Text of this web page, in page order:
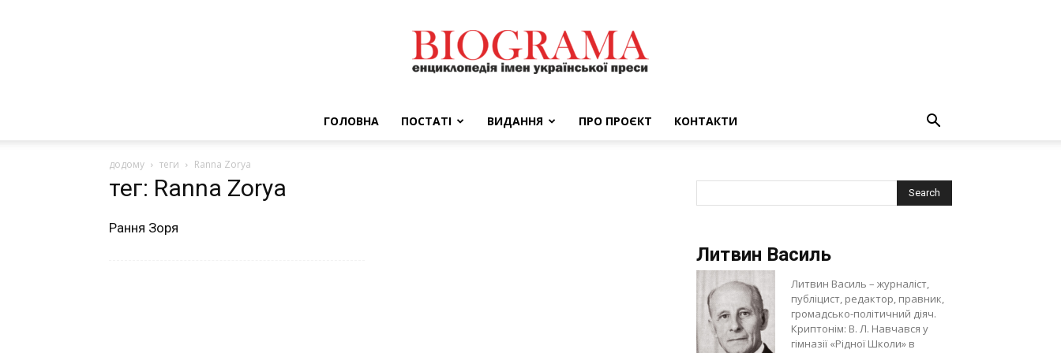
BIOGRAMA
ГОЛОВНА ПОСТАТІ ВИДАННЯ ПРО ПРОЄКТ КОНТАКТИ
додому теги Ranna Zorya
тег: Ranna Zorya
Рання Зоря
Литвин Василь
Литвин Василь – журналіст,
публіцист, редактор, правник,
громадсько-політичний діяч.
Криптонім: В. Л. Навчався у
гімназії «Рідної Школи» в